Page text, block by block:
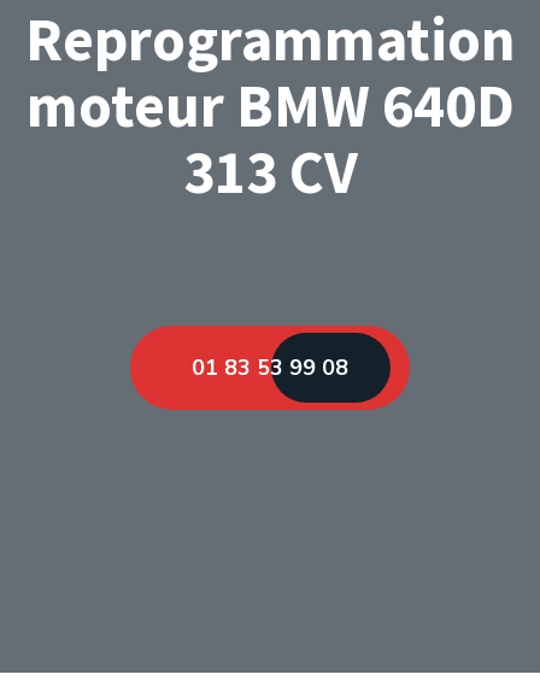
Reprogrammation
moteur BMW 640D
313 CV
01 83 53 99 08